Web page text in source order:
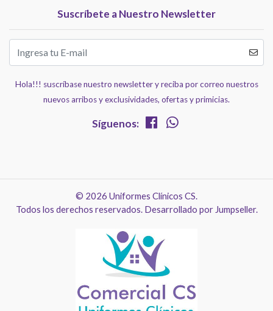
Suscríbete a Nuestro Newsletter
Hola!!! suscríbase nuestro newsletter y reciba por correo nuestros
nuevos arribos y exclusividades, ofertas y primicias.
Síguenos:
© 2026 Uniformes Clínicos CS.
Todos los derechos reservados. Desarrollado por Jumpseller.